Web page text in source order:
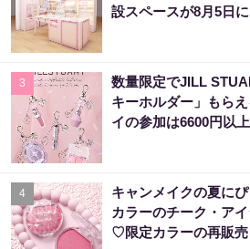
設スペースが8月5日に
3
数量限定でJILL
キーホルダー」もら
イの参加は6600円以
4
キャンメイクの夏に
カラーのチーク・ア
♡限定カラーの再販売